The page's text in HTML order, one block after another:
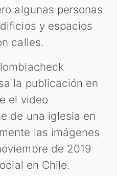
algunas personas
y espacios
calles.
la publicación en
el video
de una iglesia en
las imágenes
de 2019
en Chile.